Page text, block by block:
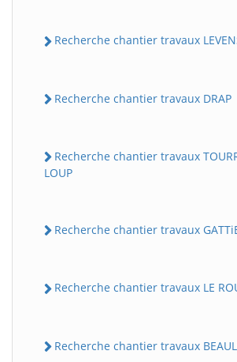
Recherche chantier travaux
Recherche chantier travaux DRAP
Recherche chantier travaux
LOUP
Recherche chantier travaux
Recherche chantier travaux LE
Recherche chantier travaux